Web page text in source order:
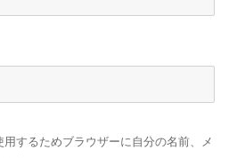
するためブラウザーに自分の名前、メ